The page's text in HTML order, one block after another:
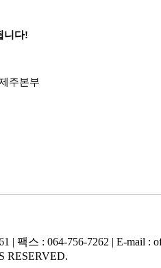
니다!
주본부
팩스 : 064-756-7262 | E-mail :
RESERVED.